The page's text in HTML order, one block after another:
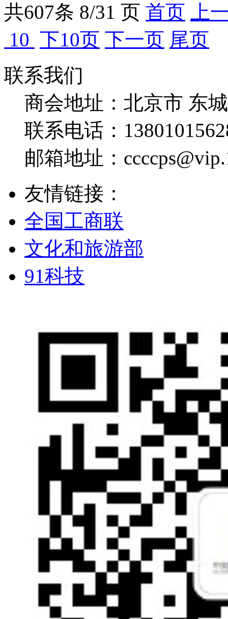
共607条 8/31 页 首页
上
10 下10页 下一页 尾页
联系我们
商会地址： 北京市 东
联系电话：
邮箱地址：
友情链接：
全国工商联
文化和旅游部
91科技